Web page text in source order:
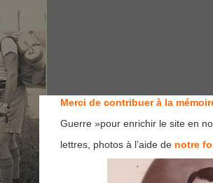
Merci de contribuer à la
Guerre »pour enrichir le site en
lettres, photos à l’aide de notre